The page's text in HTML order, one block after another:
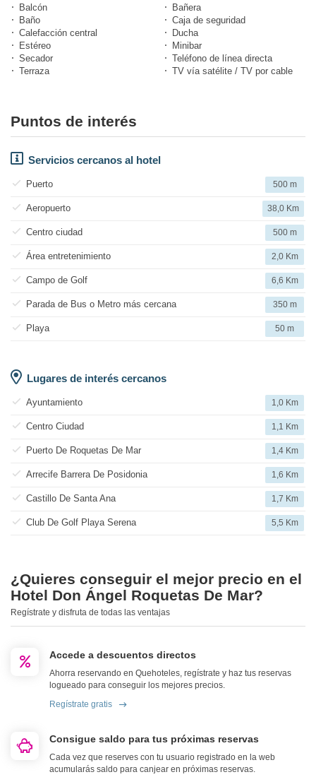
Balcón
Bañera
Baño
Caja de seguridad
Calefacción central
Ducha
Estéreo
Minibar
Secador
Teléfono de línea directa
Terraza
TV vía satélite / TV por cable
Puntos de interés
Servicios cercanos al hotel
Puerto 500 m
Aeropuerto 38,0 Km
Centro ciudad 500 m
Área entretenimiento 2,0 Km
Campo de Golf 6,6 Km
Parada de Bus o Metro más cercana 350 m
Playa 50 m
Lugares de interés cercanos
Ayuntamiento 1,0 Km
Centro Ciudad 1,1 Km
Puerto De Roquetas De Mar 1,4 Km
Arrecife Barrera De Posidonia 1,6 Km
Castillo De Santa Ana 1,7 Km
Club De Golf Playa Serena 5,5 Km
¿Quieres conseguir el mejor precio en el
Hotel Don Ángel Roquetas De Mar?
Regístrate y disfruta de todas las ventajas
Accede a descuentos directos
Ahorra reservando en Quehoteles, regístrate y haz tus reservas
logueado para conseguir los mejores precios.
Regístrate gratis
Consigue saldo para tus próximas reservas
Cada vez que reserves con tu usuario registrado en la web
acumularás saldo para canjear en próximas reservas.